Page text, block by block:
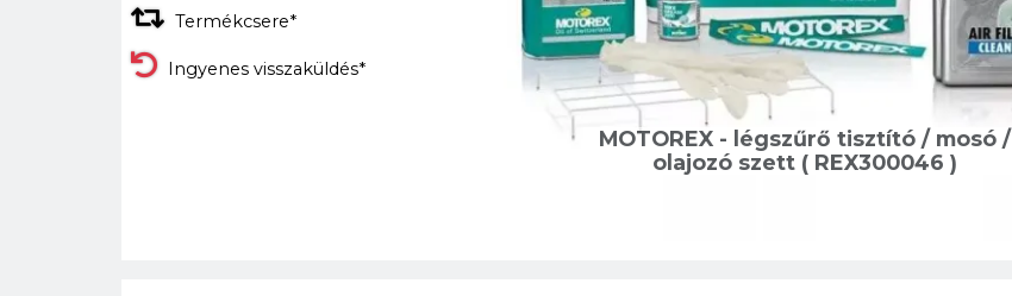
Termékcsere*
Ingyenes visszaküldés*
MOTOREX - légszűrő tisztító / mosó /
olajozó szett ( REX300046 )